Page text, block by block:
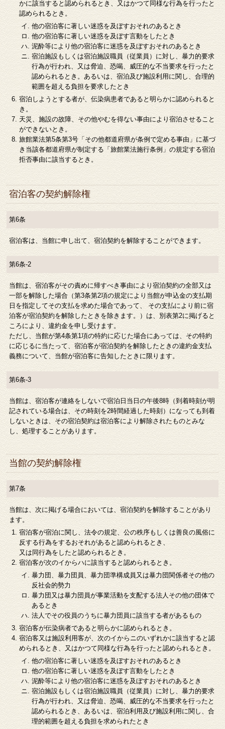
かに該当すると認められるとき、又はかつて同様な行為を行ったと
認められるとき。
他の宿泊客に著しい迷惑を及ぼすおそれのあるとき
他の宿泊客に著しい迷惑を及ぼす言動をしたとき
泥酔等により他の宿泊客に迷惑を及ぼすおそれのあるとき
宿泊施設もしくは宿泊施設職員（従業員）に対し、暴力的要求
行為が行われ、又は脅迫、恐喝、威圧的な不当要求を行ったと
認められるとき。あるいは、宿泊及び施設利用に関し、合理的
範囲を超える負担を要求したとき
宿泊しようとする者が、伝染病患者であると明らかに認められると
き。
天災、施設の故障、その他やむを得ない事由により宿泊させること
ができないとき。
旅館業法第5条第3号「その他都道府県が条例で定める事由」に基づ
き当該各都道府県が制定する「旅館業法施行条例」の規定する宿泊
拒否事由に該当するとき。
宿泊客の契約解除権
第6条
宿泊客は、当館に申し出て、宿泊契約を解除することができます。
第6条-2
当館は、宿泊客がその責めに帰すべき事由により宿泊契約の全部又は
一部を解除した場合（第3条第2項の規定により当館が申込金の支払期
日を指定してその支払を求めた場合であって、 その支払により前に宿
泊客が宿泊契約を解除したときを除きます。）は、別表第2に掲げると
ころにより、違約金を申し受けます。
ただし、当館が第4条第1項の特約に応じた場合にあっては、その特約
に応じるに当たって、宿泊客が宿泊契約を解除したときの違約金支払
義務について、当館が宿泊客に告知したときに限ります。
第6条-3
当館は、宿泊客が連絡をしないで宿泊日当日の午後8時（到着時刻が明
記されている場合は、その時刻を2時間経過した時刻）になっても到着
しないときは、その宿泊契約は宿泊客により解除されたものとみな
し、処理することがあります。
当館の契約解除権
第7条
当館は、次に掲げる場合においては、宿泊契約を解除することがあり
ます。
宿泊客が宿泊に関し、法令の規定、公の秩序もしくは善良の風俗に
反する行為をするおそれがあると認められるとき、
又は同行為をしたと認められるとき。
宿泊客が次のイからハに該当すると認められるとき。
暴力団、暴力団員、暴力団準構成員又は暴力団関係者その他の
反社会的勢力
暴力団又は暴力団員が事業活動を支配する法人その他の団体で
あるとき
法人でその役員のうちに暴力団員に該当する者があるもの
宿泊客が伝染病者であると明らかに認められるとき。
宿泊客又は施設利用客が、次のイからニのいずれかに該当すると認
められるとき、又はかつて同様な行為を行ったと認められるとき。
他の宿泊客に著しい迷惑を及ぼすおそれのあるとき
他の宿泊客に著しい迷惑を及ぼす言動をしたとき
泥酔等により他の宿泊客に迷惑を及ぼすおそれのあるとき
宿泊施設もしくは宿泊施設職員（従業員）に対し、暴力的要求
行為が行われ、又は脅迫、恐喝、威圧的な不当要求を行ったと
認められるとき、あるいは、宿泊利用及び施設利用に関し、合
理的範囲を超える負担を求められたとき